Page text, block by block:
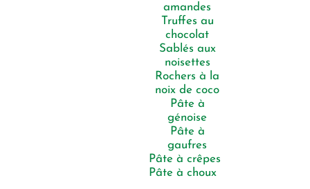
amandes
Truffes au
chocolat
Sablés aux
noisettes
Rochers à la
noix de coco
Pâte à
génoise
Pâte à
gaufres
Pâte à crêpes
Pâte à choux